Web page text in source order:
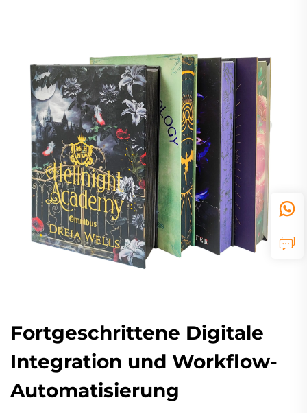
Fortgeschrittene Digitale
Integration und Workflow-
Automatisierung